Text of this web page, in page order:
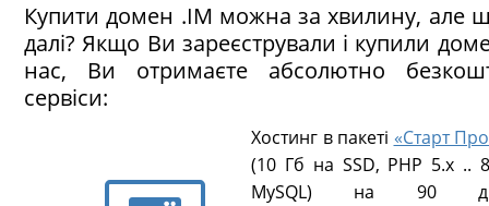
Купити домен .IM можна за хвилину, але
далі? Якщо Ви зареєстрували і купили
нас, Ви отримаєте абсолютно
сервіси:
Хостинг в пакеті «Старт
(10 Гб на SSD, PHP 5.х ..
MySQL) на 90